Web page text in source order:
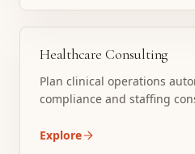
Healthcare Consulting
Plan clinical operations
compliance and staffing
Explore